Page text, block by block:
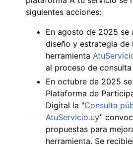
siguientes acciones:
En agosto de 2025 se
diseño y estrategia de
herramienta
al proceso de
En octubre de 2025
Plataforma de
Digital la "Consulta
AtuServicio.uy”
propuestas para
herramienta. Se